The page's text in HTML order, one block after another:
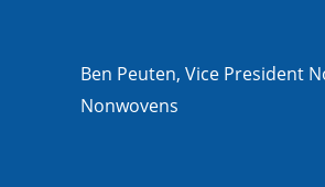
Ben Peuten, Vice President
Nonwovens